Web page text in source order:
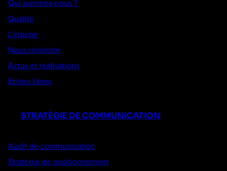
Qui sommes-nous ?
Qualité
L’équipe
Nous rejoindre
Actus et réalisations
Entrez libres
STRATÉGIE DE COMMUNICATION
Audit de communication
Stratégie de positionnement